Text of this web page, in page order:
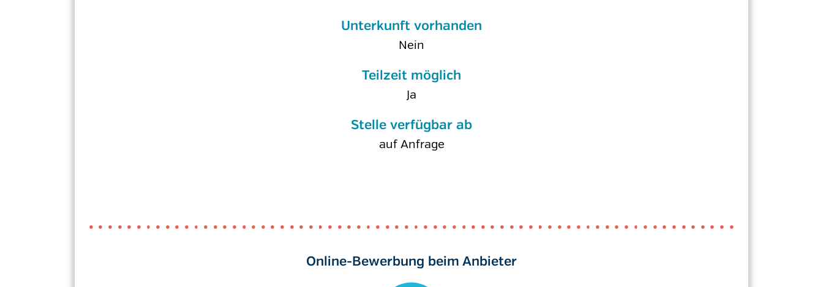
Unterkunft vorhanden
Nein
Teilzeit möglich
Ja
Stelle verfügbar ab
auf Anfrage
Online-Bewerbung beim Anbieter